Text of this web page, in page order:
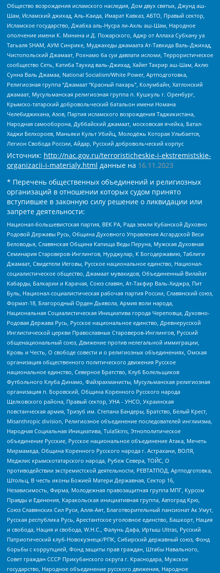
Общество возрождения исламского наследия, Дом двух святых, Джунд аш-
Шам, Исламский джихад, Аль-Каида, Имарат Кавказ, АБТО, Правый сектор,
Исламское государство, Джабха аль-Нусра ли-Ахль аш-Шам, Народное
ополчение имени К. Минина и Д. Пожарского, Аджр от Аллаха Субхану уа
Тагьаля SHAM, АУМ Синрике, Муджахеды джамаата Ат-Тавхида Валь-Джихад,
Чистопольский Джамаат, Рохнамо ба суи давлати исломи, Террористическое
сообщество Сеть, Катиба Таухид валь-Джихад, Хайят Тахрир аш-Шам, Ахлю
Сунна Валь Джамаа, National Socialism/White Power, Артподготовка,
Религиозная группа “Джамаат “Красный пахарь”, Колумбайн, Хатлонский
джамаат, Мусульманская религиозная группа п. Кушкуль г. Оренбург,
Крымско-татарский добровольческий батальон имени Номана
Челебиджихана, Азов, Партия исламского возрождения Таджикистана,
Народная самооборона, Дуббайский джамаат, московская ячейка, Батал-
Хаджи Белхороев, Маньяки Культ Убийц, Молодёжь Которая Улыбается,
Легион Свобода России, Айдар, Русский добровольческий корпус
Источник: http://nac.gov.ru/terroristicheskie-i-ekstremistskie-
organizacii-i-materialy.html данные на 16.11.2023
* Перечень общественных объединений и религиозных
организаций в отношении которых судом принято
вступившее в законную силу решение о ликвидации или
запрете деятельности:
Национал-большевистская партия, ВЕК РА, Рада земли Кубанской Духовно
Родовой Державы Русь, Община Духовного Управления Асгардской Веси
Беловодья, Славянская Община Капища Веды Перуна, Мужская Духовная
Семинария Староверов-Инглингов, Нурджулар, К Богодержавию, Таблиги
Джамаат, Свидетели Иеговы, Русское национальное единство, Национал-
социалистическое общество, Джамаат мувахидов, Объединенный Вилайат
Кабарды, Балкарии и Карачая, Союз славян, Ат-Такфир Валь-Хиджра, Пит
Буль, Национал-социалистическая рабочая партия России, Славянский союз,
Формат-18, Благородный Орден Дьявола, Армия воли народа,
Национальная Социалистическая Инициатива города Череповца, Духовно-
Родовая Держава Русь, Русское национальное единство, Древнерусской
Инглистической церкви Православных Староверов-Инглингов, Русский
общенациональный союз, Движение против нелегальной иммиграции,
Кровь и Честь, О свободе совести и о религиозных объединениях, Омская
организация общественного политического движения Русское
национальное единство, Северное Братство, Клуб Болельщиков
Футбольного Клуба Динамо, Файзрахманисты, Мусульманская религиозная
организация п. Боровский, Община Коренного Русского народа
Щелковского района, Правый сектор, УНА - УНСО, Украинская
повстанческая армия, Тризуб им. Степана Бандеры, Братство, Белый Крест,
Misanthropic division, Религиозное объединение последователей инглиизма,
Народная Социальная Инициатива, TulaSkins, Этнополитическое
объединение Русские, Русское национальное объединение Атака, Мечеть
Мирмамеда, Община Коренного Русского народа г. Астрахани, ВОЛЯ,
Меджлис крымскотатарского народа, Рубеж Севера, ТОЙС, О
противодействии экстремистской деятельности, РЕВТАТПОД, Артподготовка,
Штольц, В честь иконы Божией Матери Державная, Сектор 16,
Независимость, Фирма, Молодежная правозащитная группа МПГ, Курсом
Правды и Единения, Каракольская инициативная группа, Автоград Крю,
Союз Славянских Сил Руси, Алля-Аят, Благотворительный пансионат Ак Умут,
Русская республика Русь, Арестантское уголовное единство, Башкорт, Нация
и свобода, Нация и свобода, W.H.С., Фалунь Дафа, Иртыш Ultras, Русский
Патриотический клуб-Новокузнецк/РПК, Сибирский державный союз, Фонд
борьбы с коррупцией, Фонд защиты прав граждан, Штабы Навального,
Совет граждан СССР Прикубанского округа г. Краснодара, Мужское
государство, Народное объединение русского движения, Народное